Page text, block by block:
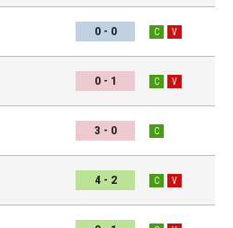
0 - 0 C V
0 - 1 C V
3 - 0 C
4 - 2 C V